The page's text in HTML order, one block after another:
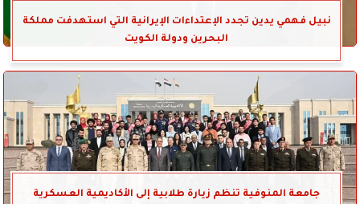
نبيل فهمي يدين تجدد الإعتداءات الإيرانية التي استهدفت مملكة
البحرين ودولة الكويت
جامعة المنوفية تنظم زيارة طلابية إلى الأكاديمية العسكرية